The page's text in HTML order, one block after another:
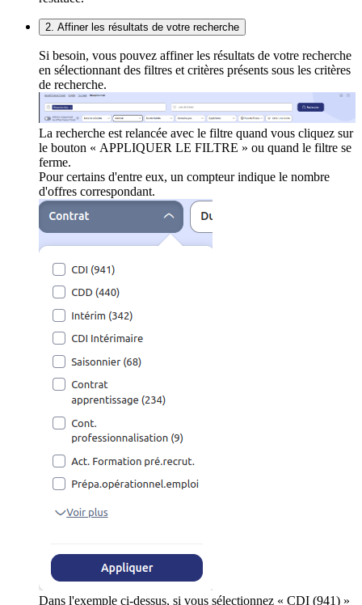
2. Affiner les résultats de votre recherche
Si besoin, vous pouvez affiner les résultats de votre recherche
en sélectionnant des filtres et critères présents sous les critères
de recherche.
La recherche est relancée avec le filtre quand vous cliquez sur
le bouton « APPLIQUER LE FILTRE » ou quand le filtre se
ferme.
Pour certains d'entre eux, un compteur indique le nombre
d'offres correspondant.
Dans l'exemple ci-dessus, si vous sélectionnez « CDI (941) »